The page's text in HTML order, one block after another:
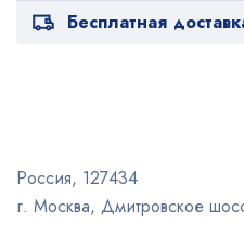
Бесплатная
Россия, 127434
г. Москва, Дмитровское